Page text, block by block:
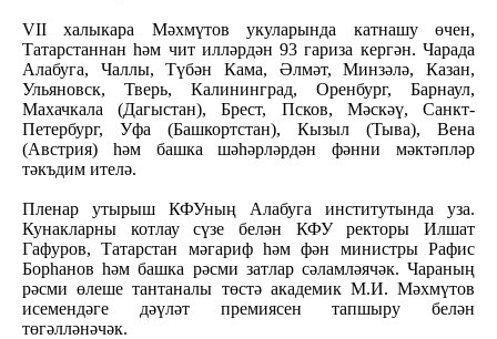
VII халыкара Мәхмүтов укуларында катнашу өчен,
Татарстаннан һәм чит илләрдән 93 гариза кергән. Чарада
Алабуга, Чаллы, Түбән Кама, Әлмәт, Минзәлә, Казан,
Ульяновск, Тверь, Калининград, Оренбург, Барнаул,
Махачкала (Дагыстан), Брест, Псков, Мәскәү, Санкт-
Петербург, Уфа (Башкортстан), Кызыл (Тыва), Вена
(Австрия) һәм башка шәһәрләрдән фәнни мәктәпләр
тәкъдим ителә.
Пленар утырыш КФУның Алабуга институтында уза.
Кунакларны котлау сүзе белән КФУ ректоры Илшат
Гафуров, Татарстан мәгариф һәм фән министры Рафис
Борһанов һәм башка рәсми затлар сәламләячәк. Чараның
рәсми өлеше тантаналы төстә академик М.И. Мәхмүтов
исемендәге дәүләт премиясен тапшыру белән
төгәлләнәчәк.